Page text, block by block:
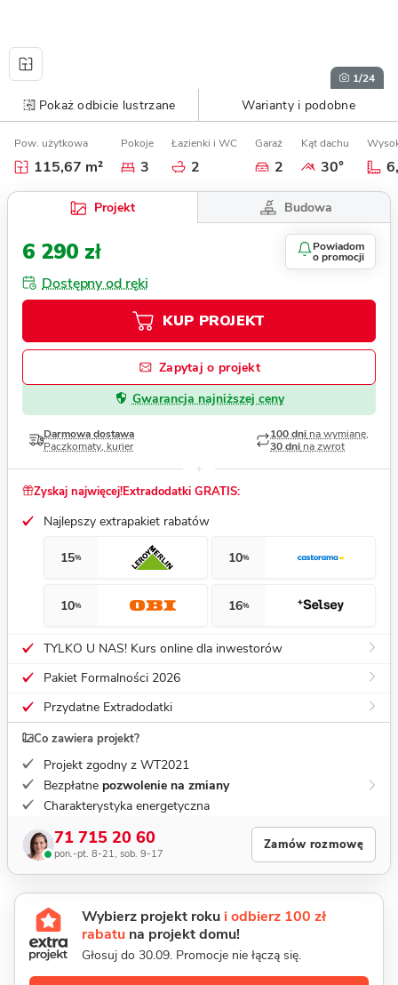
1/24
Pokaż odbicie lustrzane Warianty i podobne
Pow. użytkowa
115,67 m²
Pokoje
3
Łazienki i WC
2
Garaż
2
Kąt dachu
30°
Projekt Budowa
6 290 zł Powiadom
o promocji
Dostępny od ręki
KUP PROJEKT
Zapytaj o projekt
Gwarancja najniższej ceny
Darmowa dostawa
Paczkomaty, kurier
100 dni na wymianę,
30 dni na zwrot
Zyskaj najwięcej!Extradodatki GRATIS:
Najlepszy extrapakiet rabatów
15% 10%
10% 16%
TYLKO U NAS! Kurs online dla inwestorów
Pakiet Formalności 2026
Przydatne Extradodatki
Co zawiera projekt?
Projekt zgodny z WT2021
Bezpłatne pozwolenie na zmiany
Charakterystyka energetyczna
71 715 20 60
pon.-pt. 8-21, sob. 9-17
Zamów rozmowę
Wybierz projekt roku i odbierz 100 zł
rabatu na projekt domu!
Głosuj do 30.09. Promocje nie łączą się.